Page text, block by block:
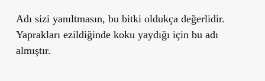
Adı sizi yanıltmasın, bu bitki oldukça değerlidir.
Yaprakları ezildiğinde koku yaydığı için bu adı
almıştır.